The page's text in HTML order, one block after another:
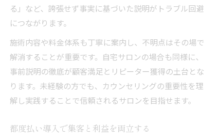
る」など、誇張せず事実に基づいた説明がトラブル回避
につながります。
施術内容や料金体系も丁寧に案内し、不明点はその場で
解消することが重要です。自宅サロンの場合も同様に、
事前説明の徹底が顧客満足とリピーター獲得の土台とな
ります。未経験の方でも、カウンセリングの重要性を理
解し実践することで信頼されるサロンを目指せます。
都度払い導入で集客と利益を両立する